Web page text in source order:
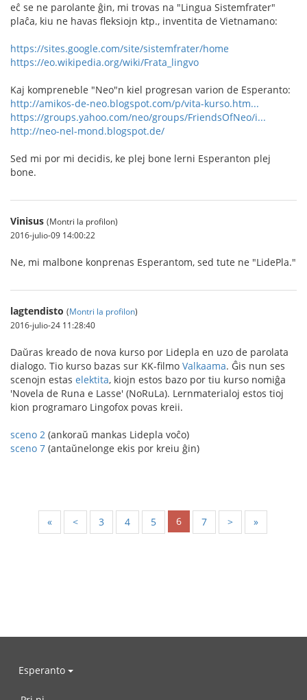
eĉ se ne parolante ĝin, mi trovas na "Lingua Sistemfrater"
plaĉa, kiu ne havas fleksiojn ktp., inventita de Vietnamano:
https://sites.google.com/site/sistemfrater/home
https://eo.wikipedia.org/wiki/Frata_lingvo
Kaj kompreneble "Neo"n kiel progresan varion de Esperanto:
http://amikos-de-neo.blogspot.com/p/vita-kurso.htm...
https://groups.yahoo.com/neo/groups/FriendsOfNeo/i...
http://neo-nel-mond.blogspot.de/
Sed mi por mi decidis, ke plej bone lerni Esperanton plej
bone.
Vinisus (Montri la profilon)
2016-julio-09 14:00:22
Ne, mi malbone konprenas Esperantom, sed tute ne "LidePla."
lagtendisto (Montri la profilon)
2016-julio-24 11:28:40
Daŭras kreado de nova kurso por Lidepla en uzo de parolata
dialogo. Tio kurso bazas sur KK-filmo Valkaama. Ĝis nun ses
scenojn estas elektita, kiojn estos bazo por tiu kurso nomiĝa
'Novela de Runa e Lasse' (NoRuLa). Lernmaterialoj estos tioj
kion programaro Lingofox povas kreii.
sceno 2 (ankoraŭ mankas Lidepla voĉo)
sceno 7 (antaŭnelonge ekis por kreiu ĝin)
« < 3 4 5 6 7 > »
Esperanto